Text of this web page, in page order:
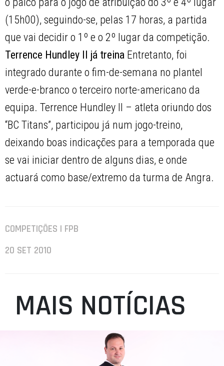
(15h00), seguindo-se, pelas 17 horas, a partida
que vai decidir o 1º e o 2º lugar da competição.
Terrence Hundley II já treina Entretanto, foi
integrado durante o fim-de-semana no plantel
verde-e-branco o terceiro norte-americano da
equipa. Terrence Hundley II – atleta oriundo dos
“BC Titans”, participou já num jogo-treino,
deixando boas indicações para a temporada que
se vai iniciar dentro de alguns dias, e onde
actuará como base/extremo da turma de Angra.
COMPETIÇÕES | FPB
20 SET 2010
MAIS NOTÍCIAS